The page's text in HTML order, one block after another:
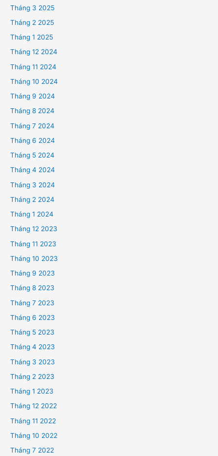
Tháng 3 2025
Tháng 2 2025
Tháng 1 2025
Tháng 12 2024
Tháng 11 2024
Tháng 10 2024
Tháng 9 2024
Tháng 8 2024
Tháng 7 2024
Tháng 6 2024
Tháng 5 2024
Tháng 4 2024
Tháng 3 2024
Tháng 2 2024
Tháng 1 2024
Tháng 12 2023
Tháng 11 2023
Tháng 10 2023
Tháng 9 2023
Tháng 8 2023
Tháng 7 2023
Tháng 6 2023
Tháng 5 2023
Tháng 4 2023
Tháng 3 2023
Tháng 2 2023
Tháng 1 2023
Tháng 12 2022
Tháng 11 2022
Tháng 10 2022
Tháng 7 2022